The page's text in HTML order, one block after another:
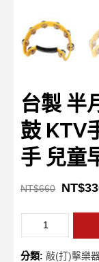
台製 半
鼓 KTV
手 兒童
NT$660 NT$
分類: 敲(打)擊樂